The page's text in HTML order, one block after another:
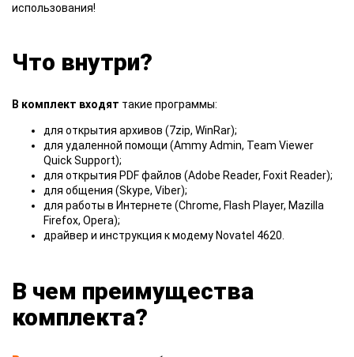
использования!
Что внутри?
В комплект входят такие программы:
для открытия архивов (7zip, WinRar);
для удаленной помощи (Ammy Admin, Team Viewer
Quick Support);
для открытия PDF файлов (Adobe Reader, Foxit Reader);
для общения (Skype, Viber);
для работы в Интернете (Chrome, Flash Player, Mazilla
Firefox, Opera);
драйвер и инструкция к модему Novatel 4620.
В чем преимущества
комплекта?